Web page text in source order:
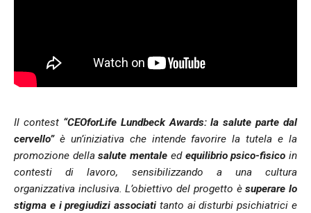
Il contest “CEOforLife Lundbeck Awards: la salute parte dal
cervello”è un’iniziativa che intende favorire la tutela e la
promozione dellasalute mentale ed equilibrio psico-fisico in
contesti di lavoro, sensibilizzando a una cultura
organizzativa inclusiva. L’obiettivo del progetto èsuperare lo
stigma e i pregiudizi associati tanto ai disturbi psichiatrici e